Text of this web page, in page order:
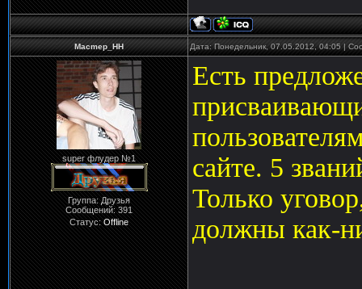
Macmep_HH Дата: Понедельник, 07.05.2012, 04:05 |
super флудер №1
Группа: Друзья
Сообщений:391
Статус:Offline
Есть
сайте. 5
Только
должны как-